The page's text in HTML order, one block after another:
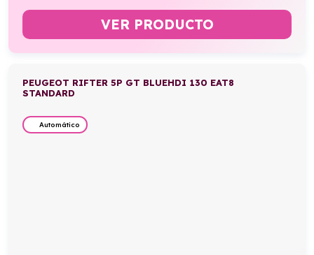
VER PRODUCTO
PEUGEOT RIFTER 5P GT BLUEHDI 130 EAT8
STANDARD
Automático